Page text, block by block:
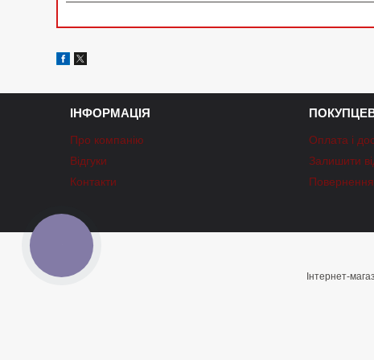
ІНФОРМАЦІЯ
Про компанію
Відгуки
Контакти
Оплата і
Залишити
Повернення